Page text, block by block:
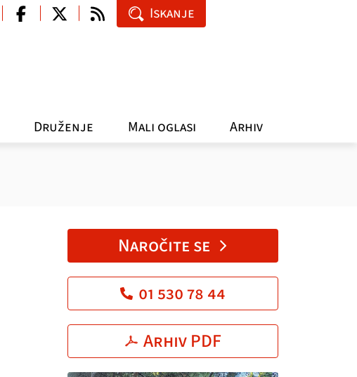
Druženje Mali oglasi Arhiv
Iskanje
Naročite se
01 530 78 44
Arhiv PDF